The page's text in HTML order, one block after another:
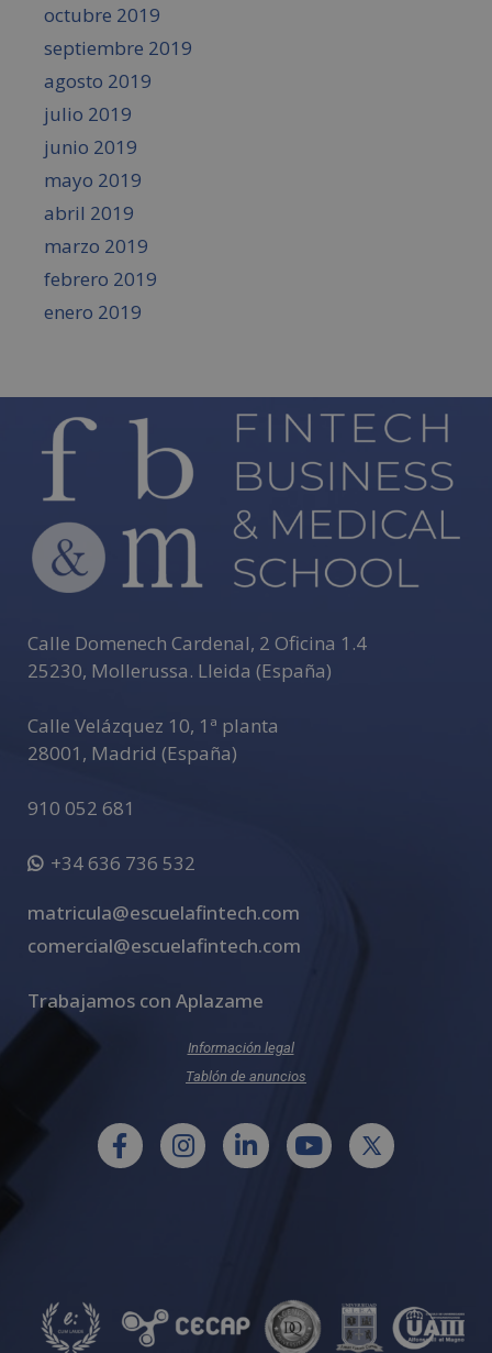
octubre 2019
septiembre 2019
agosto 2019
julio 2019
junio 2019
mayo 2019
abril 2019
marzo 2019
febrero 2019
enero 2019
Calle Domenech Cardenal, 2 Oficina 1.4
25230, Mollerussa. Lleida (España)
Calle Velázquez 10, 1ª planta
28001 , Madrid (España)
910 052 681
+34 636 736 532
matricula@escuelafintech.com
comercial@escuelafintech.com
Trabajamos con Aplazame
Información legal
Tablón de anuncios